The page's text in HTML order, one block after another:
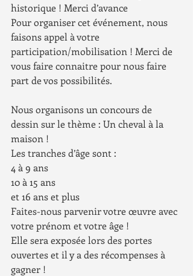
historique ! Merci d’avance
Pour organiser cet événement, nous
faisons appel à votre
participation/mobilisation ! Merci de
vous faire connaitre pour nous faire
part de vos possibilités.
Nous organisons un concours de
dessin sur le thème : Un cheval à la
maison !
Les tranches d’âge sont :
4 à 9 ans
10 à 15 ans
et 16 ans et plus
Faites-nous parvenir votre œuvre avec
votre prénom et votre âge !
Elle sera exposée lors des portes
ouvertes et il y a des récompenses à
gagner !